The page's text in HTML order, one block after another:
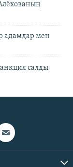
адамдар мен
салды